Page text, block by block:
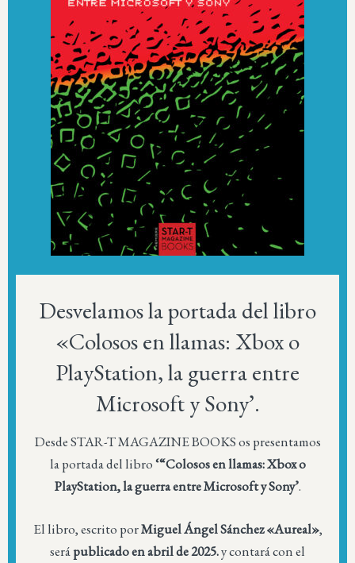
Desvelamos la portada del libro
«Colosos en llamas: Xbox o
PlayStation, la guerra entre
Microsoft y Sony’.
Desde STAR-T MAGAZINE BOOKS os presentamos
la portada del libro‘“Colosos en llamas: Xbox o
PlayStation, la guerra entre Microsoft y Sony’.
El libro, escrito porMiguel Ángel Sánchez «Aureal»,
serápublicado en abril de 2025.y contará con el